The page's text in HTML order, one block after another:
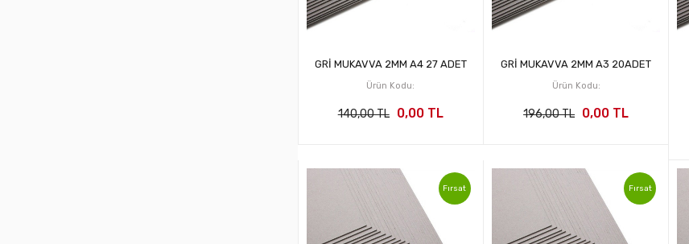
GRİ MUKAVVA 2MM A4 27 ADET
Ürün Kodu:
140,00 TL 0,00 TL
GRİ MUKAVVA 2MM A3 20ADET
Ürün Kodu:
196,00 TL 0,00 TL
Fırsat Fırsat